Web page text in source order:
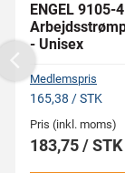
ENGEL 9105-4
- Unisex
Medlemspris
165,38 / STK
Pris (inkl. moms)
183,75 / STK
Previous